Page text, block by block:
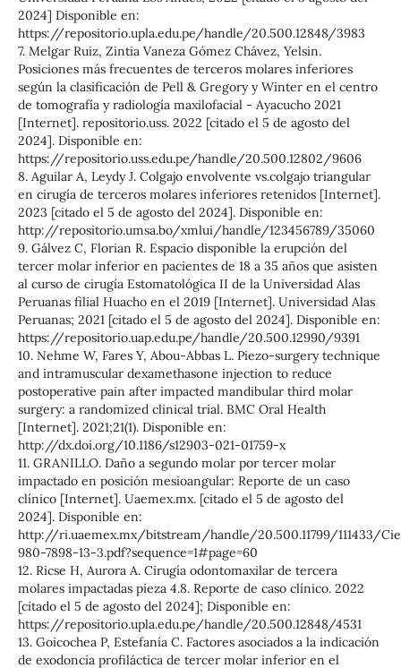
2024] Disponible en:
https://repositorio.upla.edu.pe/handle/20.500.12848/3983
7. Melgar Ruiz, Zintia Vaneza Gómez Chávez, Yelsin.
Posiciones más frecuentes de terceros molares inferiores
según la clasificación de Pell & Gregory y Winter en el centro
de tomografía y radiología maxilofacial - Ayacucho 2021
[Internet]. repositorio.uss. 2022 [citado el 5 de agosto del
2024]. Disponible en:
https://repositorio.uss.edu.pe/handle/20.500.12802/9606
8. Aguilar A, Leydy J. Colgajo envolvente vs.colgajo triangular
en cirugía de terceros molares inferiores retenidos [Internet].
2023 [citado el 5 de agosto del 2024]. Disponible en:
http://repositorio.umsa.bo/xmlui/handle/123456789/35060
9. Gálvez C, Florian R. Espacio disponible la erupción del
tercer molar inferior en pacientes de 18 a 35 años que asisten
al curso de cirugía Estomatológica II de la Universidad Alas
Peruanas filial Huacho en el 2019 [Internet]. Universidad Alas
Peruanas; 2021 [citado el 5 de agosto del 2024]. Disponible en:
https://repositorio.uap.edu.pe/handle/20.500.12990/9391
10. Nehme W, Fares Y, Abou-Abbas L. Piezo-surgery technique
and intramuscular dexamethasone injection to reduce
postoperative pain after impacted mandibular third molar
surgery: a randomized clinical trial. BMC Oral Health
[Internet]. 2021;21(1). Disponible en:
http://dx.doi.org/10.1186/s12903-021-01759-x
11. GRANILLO. Daño a segundo molar por tercer molar
impactado en posición mesioangular: Reporte de un caso
clínico [Internet]. Uaemex.mx. [citado el 5 de agosto del
2024]. Disponible en:
http://ri.uaemex.mx/bitstream/handle/20.500.11799/111433/
980-7898-13-3.pdf?sequence=1#page=60
12. Ricse H, Aurora A. Cirugía odontomaxilar de tercera
molares impactadas pieza 4.8. Reporte de caso clínico. 2022
[citado el 5 de agosto del 2024]; Disponible en:
https://repositorio.upla.edu.pe/handle/20.500.12848/4531
13. Goicochea P, Estefanía C. Factores asociados a la indicación
de exodoncia profiláctica de tercer molar inferior en el